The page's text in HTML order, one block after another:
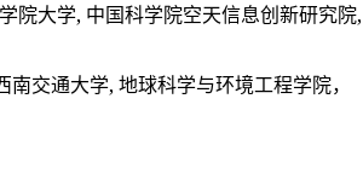
院大学, 中国科学院空天信息创新研究院,
南交通大学, 地球科学与环境工程学院，